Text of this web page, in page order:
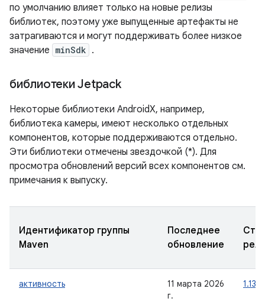
по умолчанию влияет только на новые релизы
библиотек, поэтому уже выпущенные артефакты не
затрагиваются и могут поддерживать более низкое
значение minSdk .
библиотеки Jetpack
Некоторые библиотеки AndroidX, например,
библиотека камеры, имеют несколько отдельных
компонентов, которые поддерживаются отдельно.
Эти библиотеки отмечены звездочкой (*). Для
просмотра обновлений версий всех компонентов см.
примечания к выпуску.
Идентификатор группы
Maven
Последнее
обновление
активность
11 марта 2026
г.
1.13.0